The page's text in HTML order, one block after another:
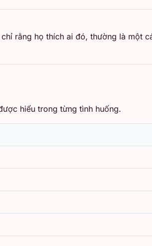
rằng họ thích ai đó, thường là một
hiểu trong từng tình huống.